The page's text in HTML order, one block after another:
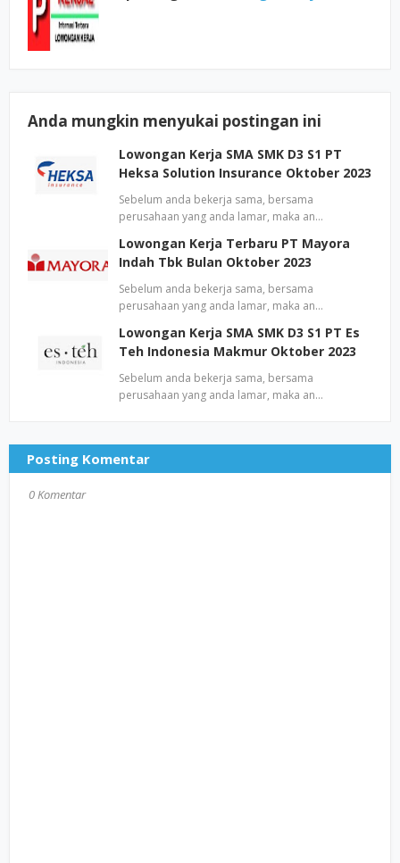
Anda mungkin menyukai postingan ini
Lowongan Kerja SMA SMK D3 S1 PT
Heksa Solution Insurance Oktober 2023
Sebelum anda bekerja sama, bersama
perusahaan yang anda lamar, maka an…
Lowongan Kerja Terbaru PT Mayora
Indah Tbk Bulan Oktober 2023
Sebelum anda bekerja sama, bersama
perusahaan yang anda lamar, maka an…
Lowongan Kerja SMA SMK D3 S1 PT Es
Teh Indonesia Makmur Oktober 2023
Sebelum anda bekerja sama, bersama
perusahaan yang anda lamar, maka an…
Posting Komentar
0 Komentar